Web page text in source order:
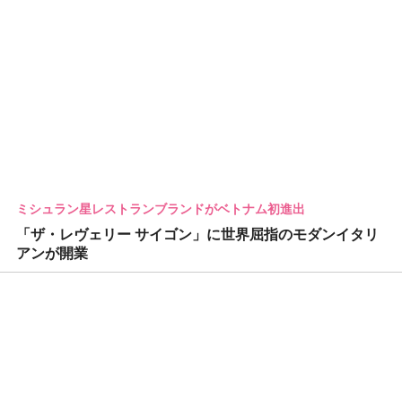
ミシュラン星レストランブランドがベトナム初進出
「ザ・レヴェリー サイゴン」に世界屈指のモダンイタリ
アンが開業